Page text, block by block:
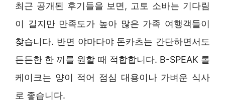
최근 공개된 후기들을 보면, 고토 소바는 기다림
이 길지만 만족도가 높아 많은 가족 여행객들이
찾습니다. 반면 야마다야 돈카츠는 간단하면서도
든든한 한 끼를 원할 때 적합합니다. B-SPEAK 롤
케이크는 양이 적어 점심 대용이나 가벼운 식사
로 좋습니다.